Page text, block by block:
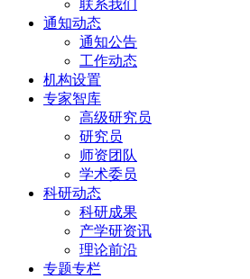
联系我们
通知动态
通知公告
工作动态
机构设置
专家智库
高级研究员
研究员
师资团队
学术委员
科研动态
科研成果
产学研资讯
理论前沿
专题专栏